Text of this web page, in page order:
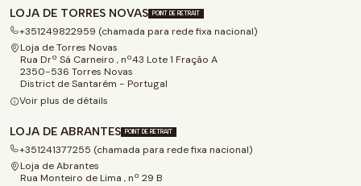
LOJA DE TORRES NOVAS POINT DE RETRAIT
+351249822959 (chamada para rede fixa nacional)
Loja de Torres Novas
Rua Drº Sá Carneiro , nº43 Lote 1 Fração A
2350-536 Torres Novas
District de Santarém - Portugal
Voir plus de détails
LOJA DE ABRANTES POINT DE RETRAIT
+351241377255 (chamada para rede fixa nacional)
Loja de Abrantes
Rua Monteiro de Lima , nº 29 B